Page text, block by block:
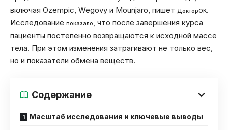
включая Ozempic, Wegovy и Mounjaro, пишет ДокторОК.
Исследование показало, что после завершения курса
пациенты постепенно возвращаются к исходной массе
тела. При этом изменения затрагивают не только вес,
но и показатели обмена веществ.
Содержание
Масштаб исследования и ключевые выводы